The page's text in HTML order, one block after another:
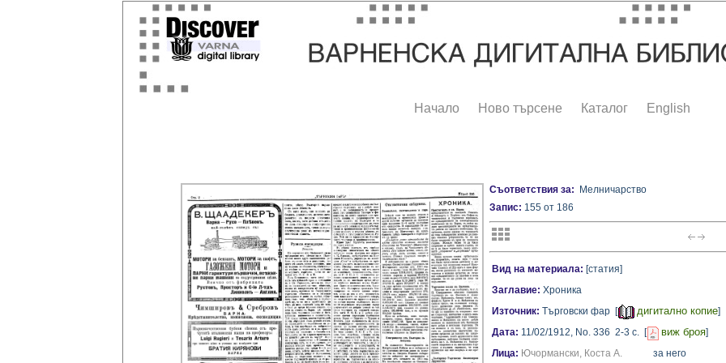
Начало Ново търсене Каталог English
Съответствия за: Мелничарство
Запис: 155 от 186
Вид на материала: [статия]
Заглавие: Хроника
Източник: Търговски фар [ дигитално копие]
Дата: 11/02/1912, No. 336 2-3 с. [ виж броя]
Лица: Ючормански, Коста А. за него